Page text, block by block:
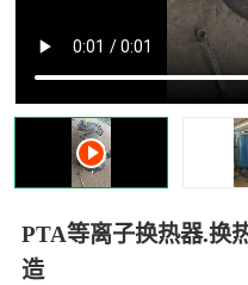
PTA等离子换热器.换
造